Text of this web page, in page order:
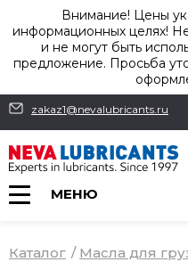
Внимание! Цены
информационных целях!
и не могут быть
предложение. Просьба
zakaz1@nevalubricants.ru
МЕНЮ
Каталог / Масла для